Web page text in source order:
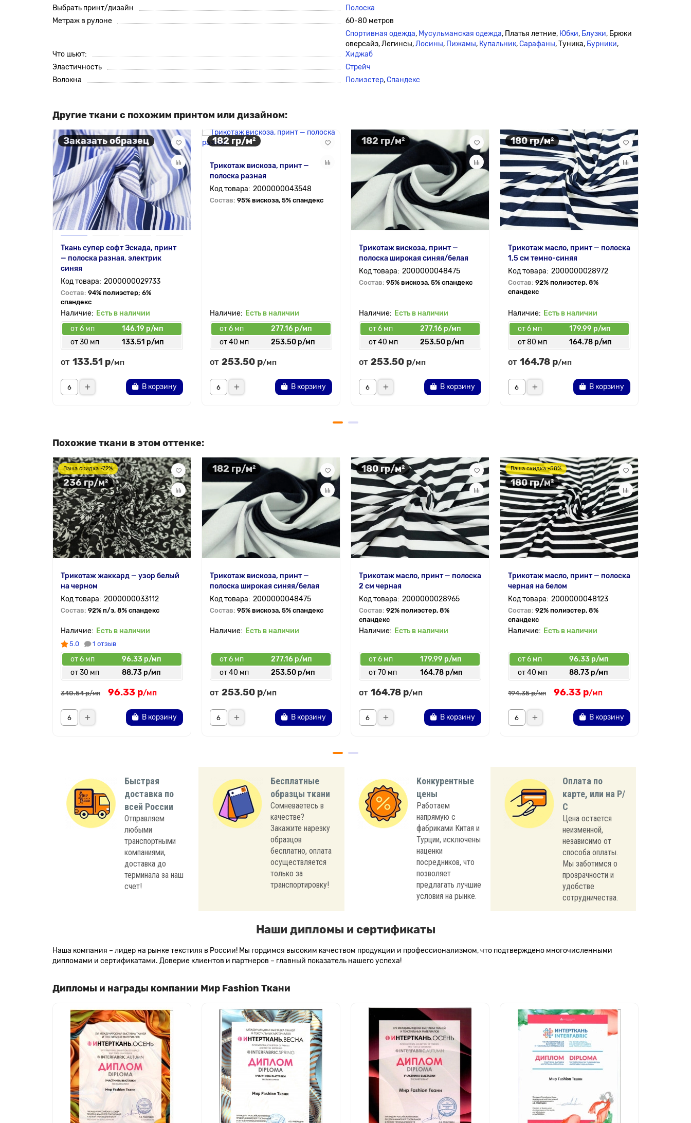
Выбрать принт/дизайн
Полоска
Метраж в рулоне
60-80 метров
Что шьют:
Спортивная одежда, Мусульманская одежда, Платья летние, Юбки, Блузки, Брюки
оверсайз, Легинсы,Лосины, Пижамы, Купальник,Сарафаны, Туника, Бурники,
Хиджаб
Эластичность
Стрейч
Волокна
Полиэстер,Спандекс
Другие ткани с похожим принтом или дизайном:
Заказать образец
Ткань супер софт Эскада, принт
— полоска разная, электрик
синяя
2000000029733
Состав: 94% полиэстер; 6%
спандекс
Есть в наличии
от 6 мп
146.19 р/мп
от 30 мп
133.51 р/мп
от 133.51 р/мп
В корзину
182 гр/м²
Трикотаж вискоза, принт —
полоска разная
2000000043548
Состав: 95% вискоза, 5% спандекс
Есть в наличии
от 6 мп
277.16 р/мп
от 40 мп
253.50 р/мп
от 253.50 р/мп
В корзину
182 гр/м²
Трикотаж вискоза, принт —
полоска широкая синяя/белая
2000000048475
Состав: 95% вискоза, 5% спандекс
Есть в наличии
от 6 мп
277.16 р/мп
от 40 мп
253.50 р/мп
от 253.50 р/мп
В корзину
180 гр/м²
Трикотаж масло, принт — полоска
1,5 см темно-синяя
2000000028972
Состав: 92% полиэстер, 8%
спандекс
Есть в наличии
от 6 мп
179.99 р/мп
от 80 мп
164.78 р/мп
от 164.78 р/мп
В корзину
Похожие ткани в этом оттенке:
Ваша скидка -72%
236 гр/м²
Трикотаж жаккард — узор белый
на черном
2000000033112
Состав: 92% п/э, 8% спандекс
Есть в наличии
5.0 1 отзыв
от 6 мп
96.33 р/мп
от 30 мп
88.73 р/мп
340.54 р/мп 96.33 р/мп
В корзину
182 гр/м²
Трикотаж вискоза, принт —
полоска широкая синяя/белая
2000000048475
Состав: 95% вискоза, 5% спандекс
Есть в наличии
от 6 мп
277.16 р/мп
от 40 мп
253.50 р/мп
от 253.50 р/мп
В корзину
180 гр/м²
Трикотаж масло, принт — полоска
2 см черная
2000000028965
Состав: 92% полиэстер, 8%
спандекс
Есть в наличии
от 6 мп
179.99 р/мп
от 70 мп
164.78 р/мп
от 164.78 р/мп
В корзину
Ваша скидка -50%
180 гр/м²
Трикотаж масло, принт — полоска
черная на белом
2000000048123
Состав: 92% полиэстер, 8%
спандекс
Есть в наличии
от 6 мп
96.33 р/мп
от 40 мп
88.73 р/мп
194.35 р/мп 96.33 р/мп
В корзину
Быстрая
доставка по
всей России
Отправляем
любыми
транспортными
компаниями,
доставка до
терминала за наш
счет!
Бесплатные
образцы ткани
Сомневаетесь в
качестве?
Закажите нарезку
образцов
бесплатно, оплата
осуществляется
только за
транспортировку!
Конкурентные
цены
Работаем
напрямую с
фабриками Китая и
Турции, исключены
наценки
посредников, что
позволяет
предлагать лучшие
условия на рынке.
Оплата по
карте, или на Р/
С
Цена остается
неизменной,
независимо от
способа оплаты.
Мы заботимся о
прозрачности и
удобстве
сотрудничества.
Наши дипломы и сертификаты
Наша компания – лидер на рынке текстиля в России! Мы гордимся высоким качеством продукции и профессионализмом, что подтверждено многочисленными
дипломами и сертификатами. Доверие клиентов и партнеров – главный показатель нашего успеха!
Дипломы и награды компании Мир Fashion Ткани